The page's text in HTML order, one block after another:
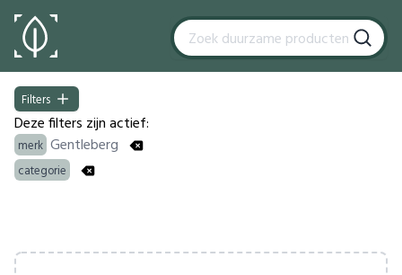
Filters
Filters
Deze filters zijn actief:
merk Gentleberg
categorie